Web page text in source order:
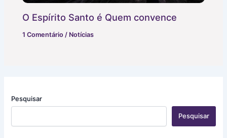
O Espírito Santo é Quem convence
1 Comentário / Notícias
Pesquisar
Pesquisar